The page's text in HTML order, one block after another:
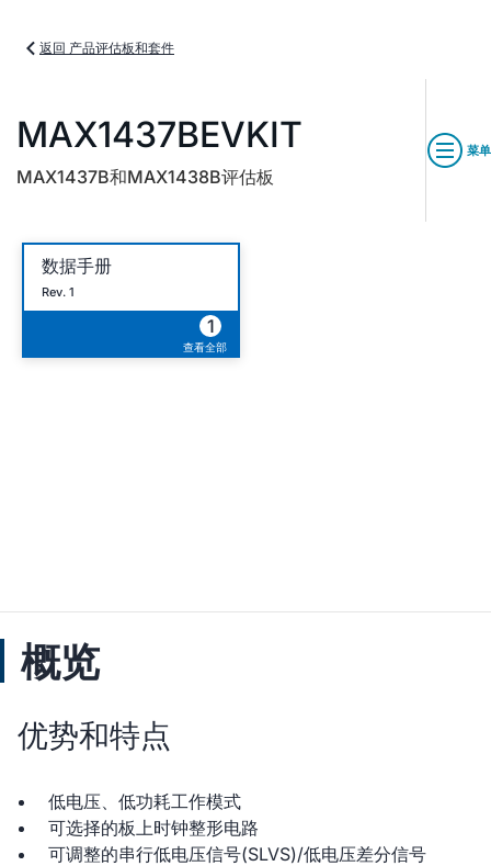
返回 产品评估板和套件
MAX1437BEVKIT
MAX1437B和MAX1438B评估板
菜单
数据手册
Rev. 1
1
查看全部
概览
优势和特点
低电压、低功耗工作模式
可选择的板上时钟整形电路
可调整的串行低电压信号(SLVS)/低电压差分信号